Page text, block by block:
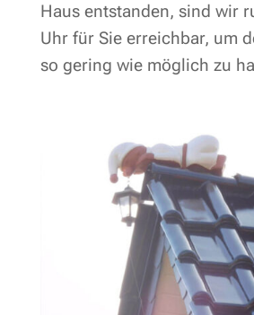
Haus entstanden, sind wir
Uhr für Sie erreichbar, um
so gering wie möglich zu